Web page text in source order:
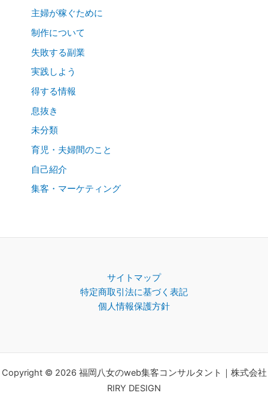
主婦が稼ぐために
制作について
失敗する副業
実践しよう
得する情報
息抜き
未分類
育児・夫婦間のこと
自己紹介
集客・マーケティング
サイトマップ
特定商取引法に基づく表記
個人情報保護方針
Copyright © 2026 福岡八女のweb集客コンサルタント｜株式会社
RIRY DESIGN